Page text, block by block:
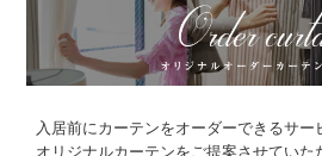
入居前にカーテンをオーダーできるサー
オリジナルカーテンをご提案させていた